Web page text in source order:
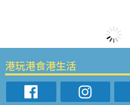
港玩港食港生活